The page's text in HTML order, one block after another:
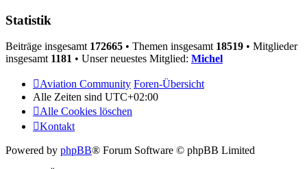
Statistik
Beiträge insgesamt 172665 • Themen insgesamt 18519 • Mitglieder
insgesamt 1181 • Unser neuestes Mitglied: Michel
Aviation Community Foren-Übersicht
Alle Zeiten sind UTC+02:00
Alle Cookies löschen
Kontakt
Powered by phpBB® Forum Software © phpBB Limited